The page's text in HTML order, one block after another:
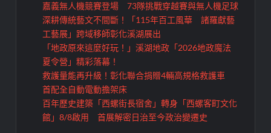
嘉義無人機競賽登場 73隊挑戰穿越賽與無人機足球
深耕傳統藝文不間斷！「115年百工風華 諸羅獻藝
工藝展」跨域移師彰化溪湖展出
「地政原來這麼好玩！」溪湖地政「2026地政魔法
夏令營」精彩落幕！
救護量能再升級！彰化聯合捐贈4輛高規格救護車
首配全自動電動擔架床
百年歷史建築「西螺街長宿舍」轉身「西螺客町文化
館」8/8啟用 首展解密日治至今政治變遷史